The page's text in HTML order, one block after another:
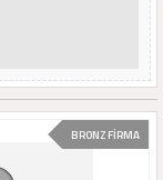
BRONZ FİRMA